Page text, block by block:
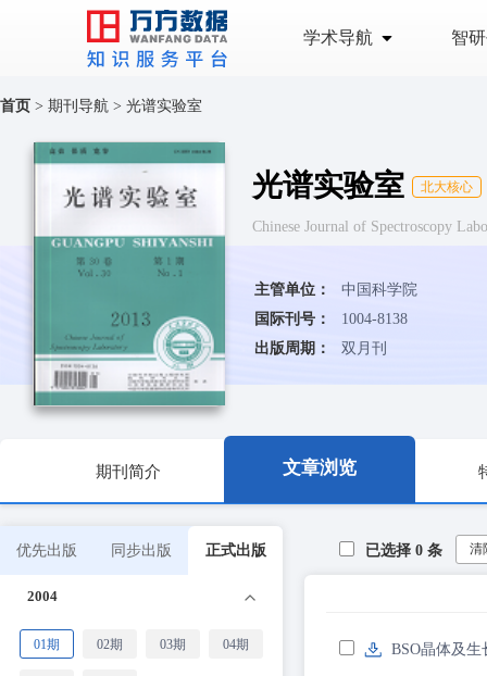
学术导航 智
首页 > 期刊导航 > 光谱实验室
光谱实验室 北大核心
Chinese Journal of Spectroscopy
主管单位：
中国科学院
国际刊号：
1004-8138
出版周期：
双月刊
期刊简介 文章浏览
优先出版 同步出版 正式出版
2004
01期 02期 03期 04期
已选择 0 条 清
BSO晶体及